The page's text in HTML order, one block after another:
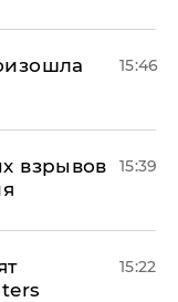
15:46
взрывов
15:39
15:22